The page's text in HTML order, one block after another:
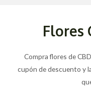
Flores
Compra flores de
cupón de descuento y